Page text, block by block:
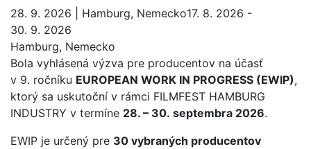
28. 9. 2026 | Hamburg, Nemecko17. 8. 2026 -
30. 9. 2026
Hamburg, Nemecko
Bola vyhlásená výzva pre producentov na účasť
v 9. ročníku EUROPEAN WORK IN PROGRESS (EWIP),
ktorý sa uskutoční v rámci FILMFEST HAMBURG
INDUSTRY v termíne 28. – 30. septembra 2026.
EWIP je určený pre 30 vybraných producentov